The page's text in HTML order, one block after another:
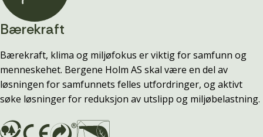
Bærekraft
Bærekraft, klima og miljøfokus er viktig for samfunn og
menneskehet. Bergene Holm AS skal være en del av
løsningen for samfunnets felles utfordringer, og aktivt
søke løsninger for reduksjon av utslipp og miljøbelastning.